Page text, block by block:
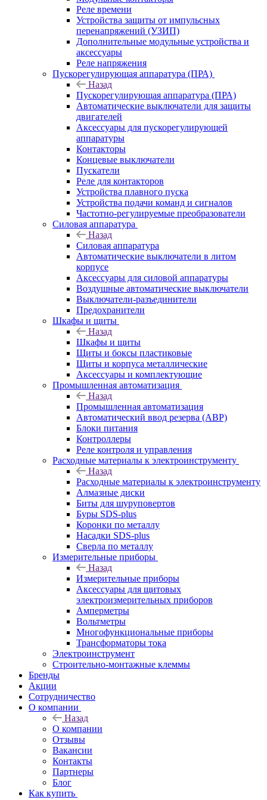
Реле времени
Устройства защиты от импульсных
перенапряжений (УЗИП)
Дополнительные модульные устройства и
аксессуары
Реле напряжения
Пускорегулирующая аппаратура (ПРА)
Назад
Пускорегулирующая аппаратура (ПРА)
Автоматические выключатели для защиты
двигателей
Аксессуары для пускорегулирующей
аппаратуры
Контакторы
Концевые выключатели
Пускатели
Реле для контакторов
Устройства плавного пуска
Устройства подачи команд и сигналов
Частотно-регулируемые преобразователи
Силовая аппаратура
Назад
Силовая аппаратура
Автоматические выключатели в литом
корпусе
Аксессуары для силовой аппаратуры
Воздушные автоматические выключатели
Выключатели-разъединители
Предохранители
Шкафы и щиты
Назад
Шкафы и щиты
Щиты и боксы пластиковые
Щиты и корпуса металлические
Аксессуары и комплектующие
Промышленная автоматизация
Назад
Промышленная автоматизация
Автоматический ввод резерва (АВР)
Блоки питания
Контроллеры
Реле контроля и управления
Расходные материалы к электроинструменту
Назад
Расходные материалы к электроинструменту
Алмазные диски
Биты для шуруповертов
Буры SDS-plus
Коронки по металлу
Насадки SDS-plus
Сверла по металлу
Измерительные приборы
Назад
Измерительные приборы
Аксессуары для щитовых
электроизмерительных приборов
Амперметры
Вольтметры
Многофункциональные приборы
Трансформаторы тока
Электроинструмент
Строительно-монтажные клеммы
Бренды
Акции
Сотрудничество
О компании
Назад
О компании
Отзывы
Вакансии
Контакты
Партнеры
Блог
Как купить